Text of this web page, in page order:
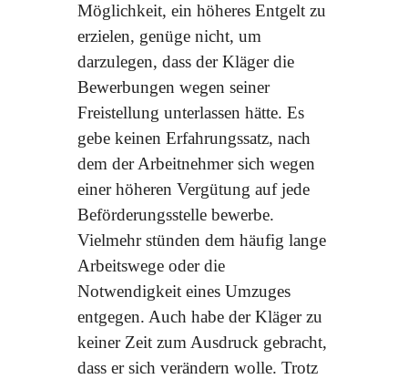
Möglichkeit, ein höheres Entgelt zu
erzielen, genüge nicht, um
darzulegen, dass der Kläger die
Bewerbungen wegen seiner
Freistellung unterlassen hätte. Es
gebe keinen Erfahrungssatz, nach
dem der Arbeitnehmer sich wegen
einer höheren Vergütung auf jede
Beförderungsstelle bewerbe.
Vielmehr stünden dem häufig lange
Arbeitswege oder die
Notwendigkeit eines Umzuges
entgegen. Auch habe der Kläger zu
keiner Zeit zum Ausdruck gebracht,
dass er sich verändern wolle. Trotz